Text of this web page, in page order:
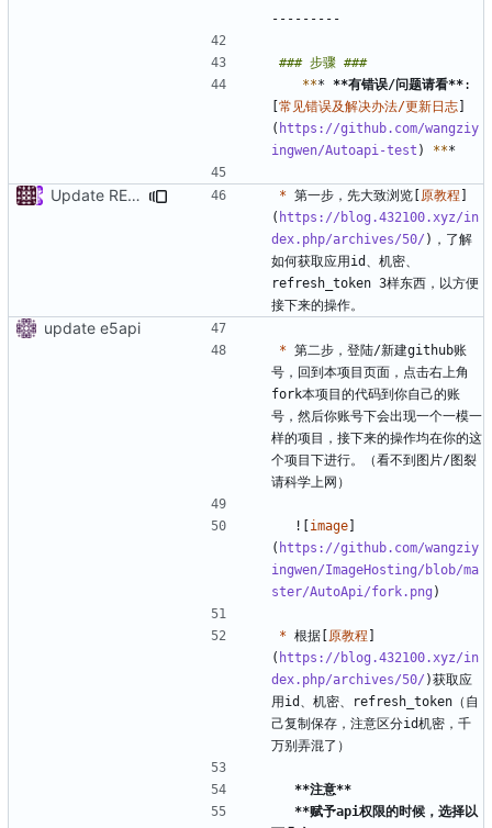
*** **有错误/问题请看**:
[常见错误及解决办法/更新日志]
( https://github.com/wangziy
ingwen/Autoapi-test ) **
Update README.md * 第一步，先大致浏览[原教程 ]
( https://blog.432100.xyz/in
dex.php/archives/50/ )，了解
如何获取应用id、机密、
refresh_token 3样东西，以方便
update e5api
* 第二步，登陆/新建github账
号，回到本项目页面，点击右上角
fork本项目的代码到你自己的账
号，然后你账号下会出现一个一模一
样的项目，接下来的操作均在你的这
个项目下进行。（看不到图片/图裂
  ![
image]
( https://github.com/wangziy
ingwen/ImageHosting/blob/ma
ster/AutoApi/fork.png
* 根据[原教程 ]
( https://blog.432100.xyz/in
dex.php/archives/50/ )获取应
用id、机密、refresh_token（自
己复制保存，注意区分id机密，千
**注意**
**赋予api权限的时候，选择以